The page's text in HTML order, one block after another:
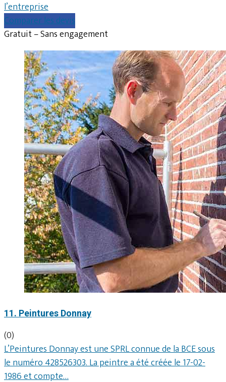
l’entreprise
Comparer les devis
Gratuit – Sans engagement
11. Peintures Donnay
(0)
L’Peintures Donnay est une SPRL connue de la BCE sous
le numéro 428526303. La peintre a été créée le 17-02-
1986 et compte…